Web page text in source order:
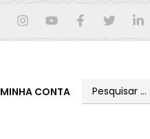
MINHA CONTA